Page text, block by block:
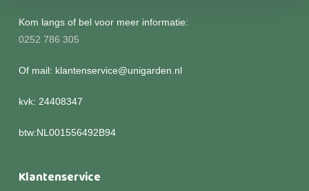
Kom langs of bel voor meer informatie:
0252 786 305
Of mail: klantenservice@unigarden.nl
kvk: 24408347
btw:NL001556492B94
Klantenservice